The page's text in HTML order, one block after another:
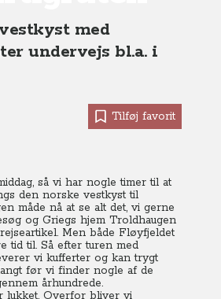
med
undervejs bl.a. i
Tilføj favorit
så vi har nogle timer til at
den norske vestkyst til
måde nå at se alt det, vi gerne
og Griegs hjem Troldhaugen
Men både Fløyfjeldet
tid til. Så efter turen med
vi kufferter og kan trygt
før vi finder nogle af de
århundrede.
lukket. Overfor bliver vi